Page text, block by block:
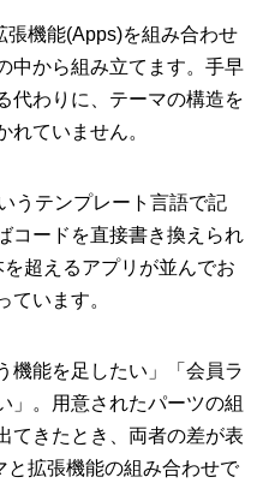
張機能(Apps)を組み合わせ
中から組み立てます。手早
代わりに、テーマの構造を
れていません。
うテンプレート言語で記
コードを直接書き換えられ
超えるアプリが並んでお
ています。
機能を足したい」「会員ラ
」。用意されたパーツの組
てきたとき、両者の差が表
拡張機能の組み合わせで